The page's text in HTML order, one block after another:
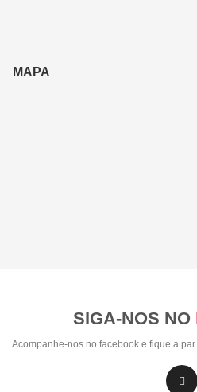
MAPA
SIGA-NOS NO
Acompanhe-nos no facebook e fique a